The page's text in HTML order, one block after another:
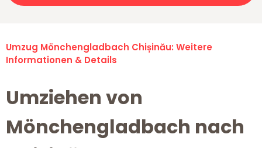
Umzug Mönchengladbach Chișinău: Weitere
Informationen & Details
Umziehen von
Mönchengladbach nach